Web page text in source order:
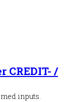
/
inputs.